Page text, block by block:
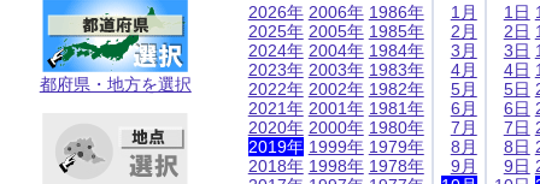
都府県・地方を選択
2026年
2025年
2024年
2023年
2022年
2021年
2020年
2019年
2018年
2006年
2005年
2004年
2003年
2002年
2001年
2000年
1999年
1998年
1986年
1985年
1984年
1983年
1982年
1981年
1980年
1979年
1978年
1月
2月
3月
4月
5月
6月
7月
8月
9月
1日
2日
3日
4日
5日
6日
7日
8日
9日